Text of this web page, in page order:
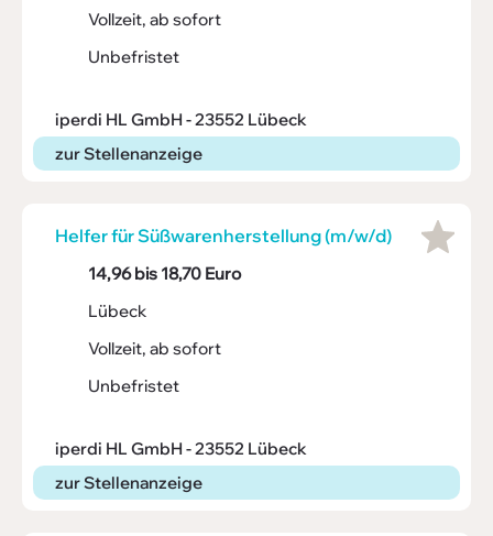
Vollzeit, ab sofort
Unbefristet
iperdi HL GmbH - 23552 Lübeck
zur Stellenanzeige
Helfer für Süßwa­ren­her­stel­lung (m/w/d)
14,96 bis 18,70 Euro
Lübeck
Vollzeit, ab sofort
Unbefristet
iperdi HL GmbH - 23552 Lübeck
zur Stellenanzeige